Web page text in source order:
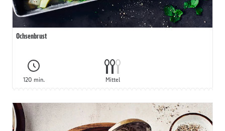
Ochsenbrust
120 min. Mittel